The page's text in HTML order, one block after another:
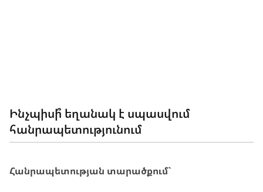
Ինչպիսի՞ եղանակ է սպասվում
հանրապետությունում
Հանրապետության տարածքում`